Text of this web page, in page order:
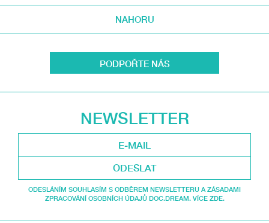
NAHORU
PODPOŘTE NÁS
NEWSLETTER
ODESLAT
ODESLÁNÍM SOUHLASÍM S ODBĚREM NEWSLETTERU A ZÁSADAMI
ZPRACOVÁNÍ OSOBNÍCH ÚDAJŮ DOC.DREAM. VÍCE ZDE.